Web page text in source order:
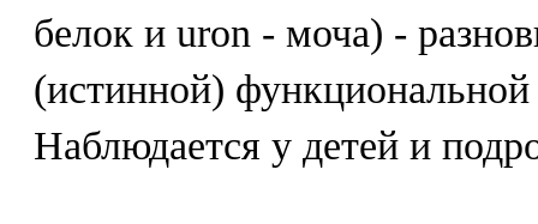
белок и uron - моча) -
(истинной)
Наблюдается у детей и